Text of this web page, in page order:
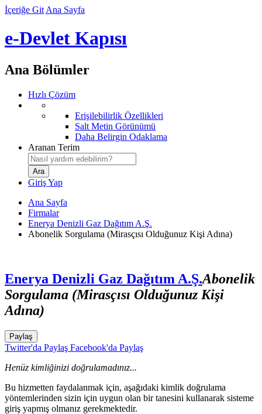
İçeriğe Git Ana Sayfa
e-Devlet Kapısı
Ana Bölümler
Hızlı Çözüm
Erişilebilirlik Özellikleri
Salt Metin Görünümü
Daha Belirgin Odaklama
Aranan Terim
Giriş Yap
Ana Sayfa
Firmalar
Enerya Denizli Gaz Dağıtım A.Ş.
Abonelik Sorgulama (Mirasçısı Olduğunuz Kişi Adına)
Enerya Denizli Gaz Dağıtım A.Ş.Abonelik
Sorgulama (Mirasçısı Olduğunuz Kişi
Adına)
Paylaş
Twitter'da Paylaş Facebook'da Paylaş
Henüz kimliğinizi doğrulamadınız...
Bu hizmetten faydalanmak için, aşağıdaki kimlik doğrulama
yöntemlerinden sizin için uygun olan bir tanesini kullanarak sisteme
giriş yapmış olmanız gerekmektedir.